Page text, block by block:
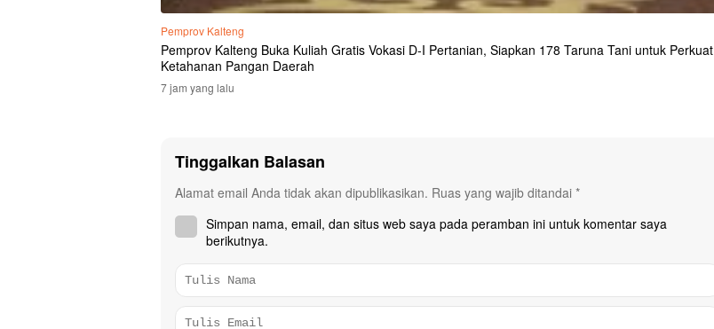
Pemprov Kalteng
Pemprov Kalteng Buka Kuliah Gratis Vokasi D-I Pertanian, Siapkan 178 Taruna Tani untuk Perkuat
Ketahanan Pangan Daerah
7 jam yang lalu
Tinggalkan Balasan
Alamat email Anda tidak akan dipublikasikan. Ruas yang wajib ditandai *
Simpan nama, email, dan situs web saya pada peramban ini untuk komentar saya
berikutnya.